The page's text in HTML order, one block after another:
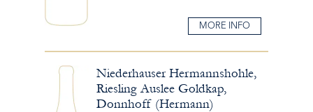
MORE INFO
Niederhauser Hermannshohle,
Riesling Auslee Goldkap,
Donnhoff (Hermann)